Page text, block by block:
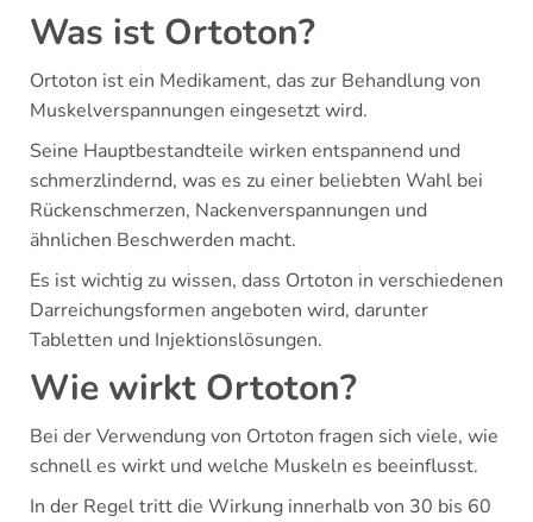
Was ist Ortoton?
Ortoton ist ein Medikament, das zur Behandlung von
Muskelverspannungen eingesetzt wird.
Seine Hauptbestandteile wirken entspannend und
schmerzlindernd, was es zu einer beliebten Wahl bei
Rückenschmerzen, Nackenverspannungen und
ähnlichen Beschwerden macht.
Es ist wichtig zu wissen, dass Ortoton in verschiedenen
Darreichungsformen angeboten wird, darunter
Tabletten und Injektionslösungen.
Wie wirkt Ortoton?
Bei der Verwendung von Ortoton fragen sich viele, wie
schnell es wirkt und welche Muskeln es beeinflusst.
In der Regel tritt die Wirkung innerhalb von 30 bis 60